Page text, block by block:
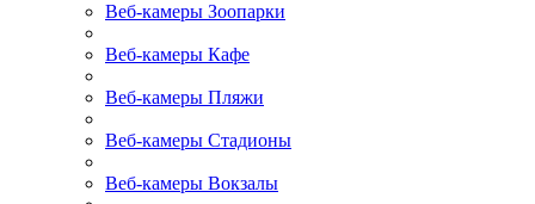
Веб-камеры Зоопарки
Веб-камеры Кафе
Веб-камеры Пляжи
Веб-камеры Стадионы
Веб-камеры Вокзалы